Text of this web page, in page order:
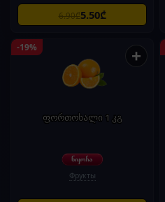
6.90₾5.50₾
-19% +
ფორთოხალი 1 კგ
Фрукты